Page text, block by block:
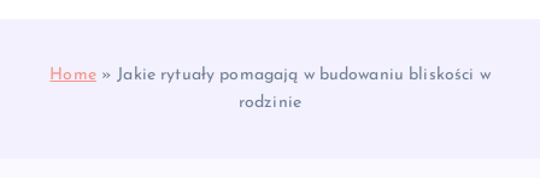
Home» Jakie rytuały pomagają w budowaniu bliskości w
rodzinie